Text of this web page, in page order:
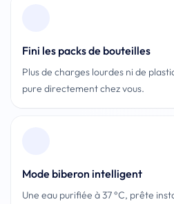
Fini les packs de bouteilles
Plus de charges lourdes ni de
pure directement chez vous.
Mode biberon intelligent
Une eau purifiée à 37 °C, prête